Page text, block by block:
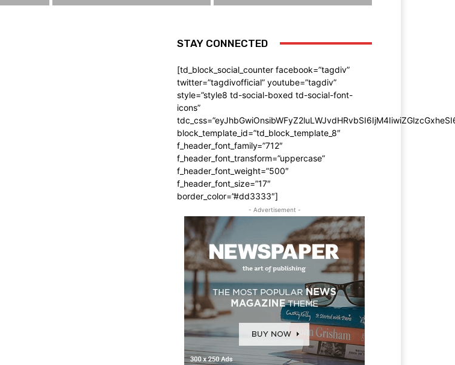
STAY CONNECTED
[td_block_social_counter facebook=”tagdiv”
twitter=”tagdivofficial” youtube=”tagdiv”
style=”style8 td-social-boxed td-social-font-
icons”
block_template_id=”td_block_template_8″
f_header_font_family=”712″
f_header_font_transform=”uppercase”
f_header_font_weight=”500″
f_header_font_size=”17″
border_color=”#dd3333″]
- Advertisement -